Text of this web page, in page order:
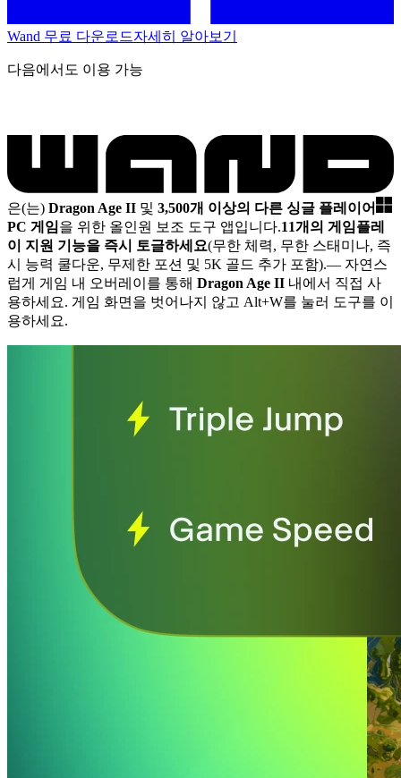
Wand 무료 다운로드자세히 알아보기
다음에서도 이용 가능
은(는) Dragon Age II 및 3,500개 이상의 다른 싱글 플레이어
PC 게임을 위한 올인원 보조 도구 앱입니다.11개의 게임플레
이 지원 기능을 즉시 토글하세요(무한 체력, 무한 스태미나, 즉
시 능력 쿨다운, 무제한 포션 및 5K 골드 추가 포함).— 자연스
럽게 게임 내 오버레이를 통해 Dragon Age II 내에서 직접 사
용하세요. 게임 화면을 벗어나지 않고 Alt+W를 눌러 도구를 이
용하세요.